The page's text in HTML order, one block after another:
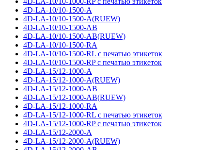
4D-LA-10/10-1500-A
4D-LA-10/10-1500-A(RUEW)
4D-LA-10/10-1500-AB
4D-LA-10/10-1500-AB(RUEW)
4D-LA-10/10-1500-RA
4D-LA-10/10-1500-RL с печатью этикеток
4D-LA-10/10-1500-RP с печатью этикеток
4D-LA-15/12-1000-A
4D-LA-15/12-1000-A(RUEW)
4D-LA-15/12-1000-AB
4D-LA-15/12-1000-AB(RUEW)
4D-LA-15/12-1000-RA
4D-LA-15/12-1000-RL с печатью этикеток
4D-LA-15/12-1000-RP с печатью этикеток
4D-LA-15/12-2000-A
4D-LA-15/12-2000-A(RUEW)